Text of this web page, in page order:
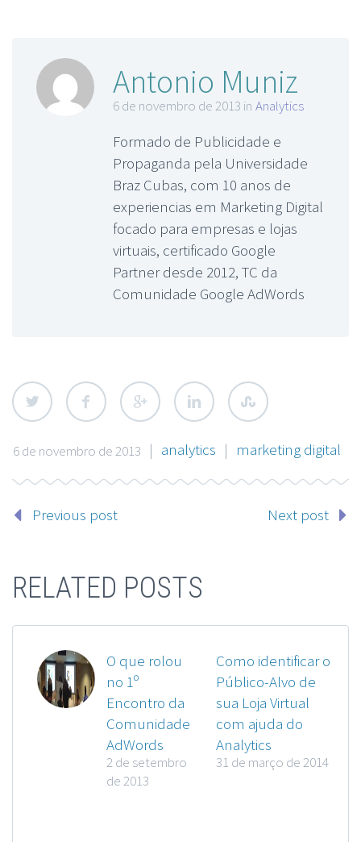
Antonio Muniz
6 de novembro de 2013 in Analytics
Formado de Publicidade e
Propaganda pela Universidade
Braz Cubas, com 10 anos de
experiencias em Marketing Digital
focado para empresas e lojas
virtuais, certificado Google
Partner desde 2012, TC da
Comunidade Google AdWords
6 de novembro de 2013 | analytics | marketing digital
Previous post Next post
RELATED POSTS
O que rolou
no 1º
Encontro da
Comunidade
AdWords
2 de setembro
de 2013
Como identificar o
Público-Alvo de
sua Loja Virtual
com ajuda do
Analytics
31 de março de 2014